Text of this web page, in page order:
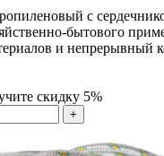
с
бытового
и непрерывный
скидку 5%
+